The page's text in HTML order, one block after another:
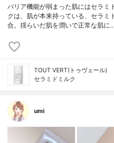
バリア機能が弱まった肌にはセラミ
クは、肌が本来持っている、セラミ
合。揺らいだ肌を潤いで正常な肌に
TOUT VERT(トゥヴェール)
セラミドミルク
umi